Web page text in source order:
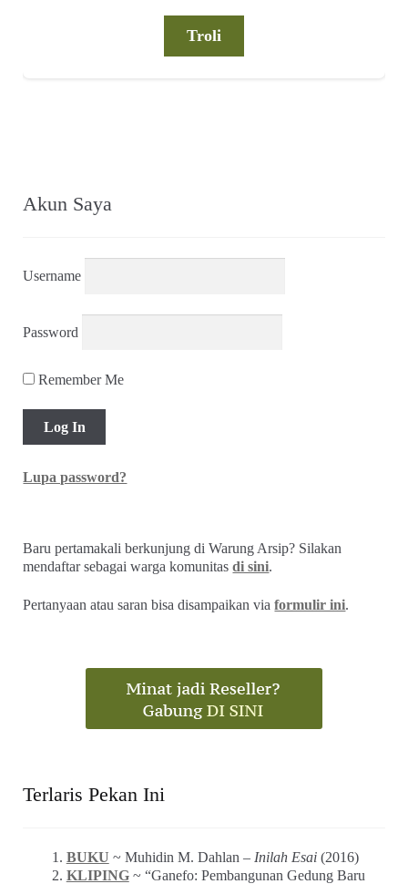
Troli
Akun Saya
Username
Password
Remember Me
Lupa password?
Baru pertamakali berkunjung di Warung Arsip? Silakan
mendaftar sebagai warga komunitasdi sini.
Pertanyaan atau saran bisa disampaikan viaformulir ini.
Terlaris Pekan Ini
BUKU ~ Muhidin M. Dahlan – Inilah Esai(2016)
KLIPING~ “Ganefo: Pembangunan Gedung Baru